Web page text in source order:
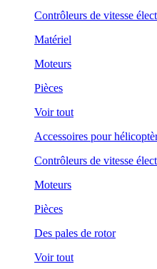
Contrôleurs de vitesse
Matériel
Moteurs
Pièces
Voir tout
Accessoires pour
Contrôleurs de vitesse
Moteurs
Pièces
Des pales de rotor
Voir tout